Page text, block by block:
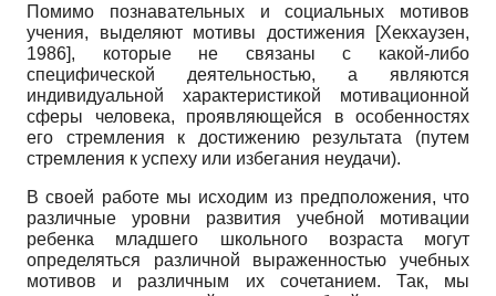
Помимо познавательных и социальных мотивов
учения, выделяют мотивы достижения
[Хекхаузен,
1986], которые не связаны с какой-либо
специфической деятельностью, а являются
индивидуальной характеристикой мотивационной
сферы человека, проявляющейся в особенностях
его стремления к достижению результата (путем
стремления к успеху или избегания неудачи).
В своей работе мы исходим из предположения, что
различные уровни развития учебной мотивации
ребенка младшего школьного возраста могут
определяться различной выраженностью учебных
мотивов и различным их сочетанием. Так, мы